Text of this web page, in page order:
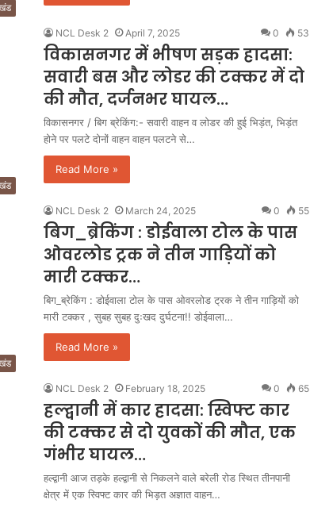
NCL Desk 2 April 7, 2025 0 53
विकासनगर में भीषण सड़क हादसा:
सवारी बस और लोडर की टक्कर में दो
की मौत, दर्जनभर घायल…
विकासनगर / बिग ब्रेकिंग:- सवारी वाहन व लोडर की हुई भिड़ंत, भिड़ंत
होने पर पलटे दोनों वाहन वाहन पलटने से…
Read More »
NCL Desk 2 March 24, 2025 0 55
बिग_ब्रेकिंग : डोईवाला टोल के पास
ओवरलोड ट्रक ने तीन गाड़ियों को
मारी टक्कर…
बिग_ब्रेकिंग : डोईवाला टोल के पास ओवरलोड ट्रक ने तीन गाड़ियों को
मारी टक्कर , सुबह सुबह दुःखद दुर्घटना!! डोईवाला…
Read More »
NCL Desk 2 February 18, 2025 0 65
हल्द्वानी में कार हादसा: स्विफ्ट कार
की टक्कर से दो युवकों की मौत, एक
गंभीर घायल…
हल्द्वानी आज तड़के हल्द्वानी से निकलने वाले बरेली रोड स्थित तीनपानी
क्षेत्र में एक स्विफ्ट कार की भिड़त अज्ञात वाहन…